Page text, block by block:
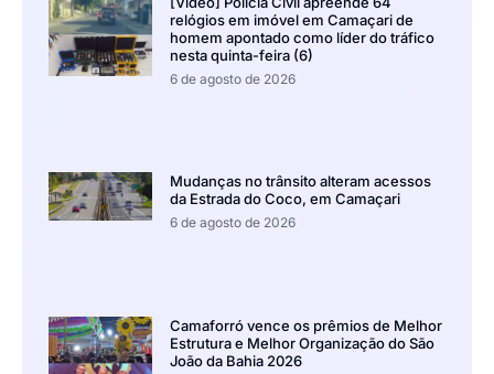
relógios em imóvel em Camaçari de
homem apontado como líder do tráfico
nesta quinta-feira (6)
6 de agosto de 2026
Mudanças no trânsito alteram acessos
da Estrada do Coco, em Camaçari
6 de agosto de 2026
Camaforró vence os prêmios de Melhor
Estrutura e Melhor Organização do São
João da Bahia 2026